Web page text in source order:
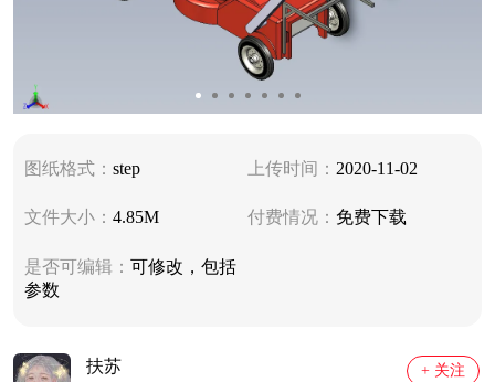
图纸格式： step 上传时间： 2020-11-02
文件大小： 4.85M 付费情况： 免费下载
是否可编辑： 可修改，包括
参数
扶苏 + 关注